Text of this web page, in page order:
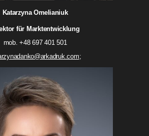
Katarzyna Omelianiuk
für Marktentwicklung
mob. +48 697 401 501
;